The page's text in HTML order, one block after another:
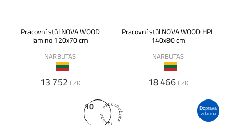
Pracovní stůl NOVA WOOD
lamino 120x70 cm
NARBUTAS
13 752 CZK
Pracovní stůl NOVA WOOD HPL
140x80 cm
NARBUTAS
18 466 CZK
10 Doprava
zdarma